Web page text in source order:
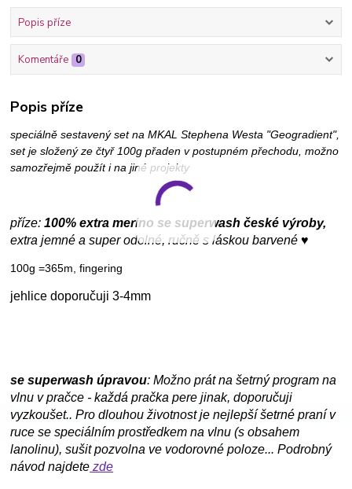
Popis příze
Komentáře 0
Popis příze
speciálně sestavený set na MKAL Stephena Westa "Geogradient",
set je složený ze čtyř 100g přaden v postupném přechodu, možno
samozřejmě použít i na jiné projekty
příze: 100% extra merino se superwash české výroby,
extra jemné a super odolné, ručně s láskou barvené ♥
100g =365m, fingering
jehlice doporučuji 3-4mm
se superwash úpravou: Možno prát na šetrný program na
vlnu v pračce - každá pračka pere jinak, doporučuji
vyzkoušet.. Pro dlouhou životnost je nejlepší šetrné praní v
ruce se speciálním prostředkem na vlnu (s obsahem
lanolinu), sušit pozvolna ve vodorovné poloze... Podrobný
návod najdete zde